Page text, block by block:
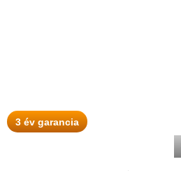
3 év garancia